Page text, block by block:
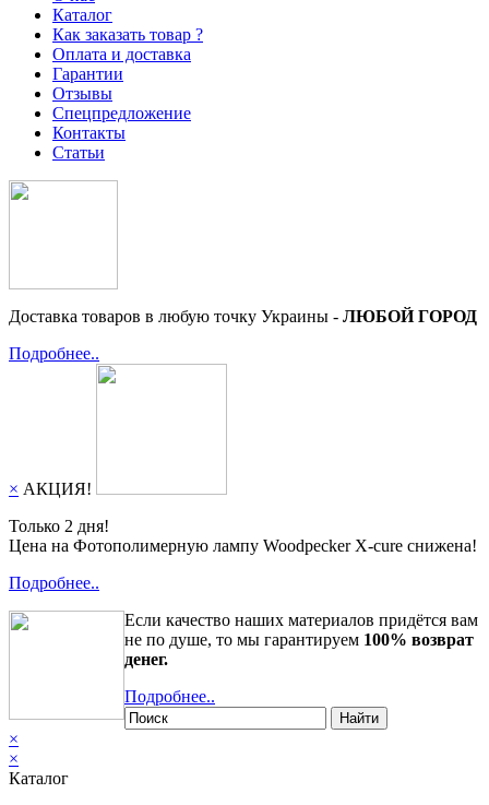
Каталог
Как заказать товар ?
Оплата и доставка
Гарантии
Отзывы
Спецпредложение
Контакты
Статьи
Доставка товаров в любую точку Украины - ЛЮБОЙ ГОРОД
Подробнее..
× АКЦИЯ!
Только 2 дня!
Цена на Фотополимерную лампу Woodpecker X-cure снижена!
Подробнее..
Если качество наших материалов придётся вам
не по душе, то мы гарантируем 100% возврат
денег.
Подробнее..
Найти
×
×
Каталог